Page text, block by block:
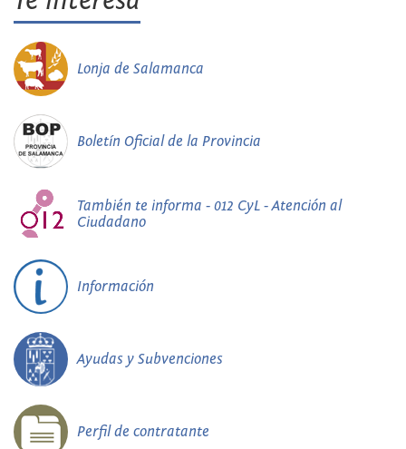
Lonja de Salamanca
Boletín Oficial de la Provincia
También te informa - 012 CyL - Atención al
Ciudadano
Información
Ayudas y Subvenciones
Perfil de contratante